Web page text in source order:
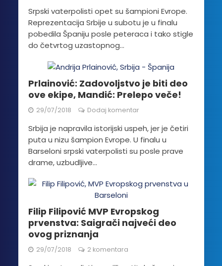
Srpski vaterpolisti opet su šampioni Evrope.
Reprezentacija Srbije u subotu je u finalu
pobedila Španiju posle peteraca i tako stigle
do četvrtog uzastopnog...
Prlainović: Zadovoljstvo je biti deo
ove ekipe, Mandić: Prelepo veče!
29/07/2018 Dodaj komentar
Srbija je napravila istorijski uspeh, jer je četiri
puta u nizu šampion Evrope. U finalu u
Barseloni srpski vaterpolisti su posle prave
drame, uzbudljive...
Filip Filipović MVP Evropskog
prvenstva: Saigrači najveći deo
ovog priznanja
29/07/2018 2 komentara